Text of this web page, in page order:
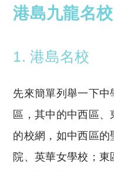
港島九龍名校
1.港島名校
先來簡單列舉一下中
區，其中的中西區
的校網，如中西區
院、英華女學校；